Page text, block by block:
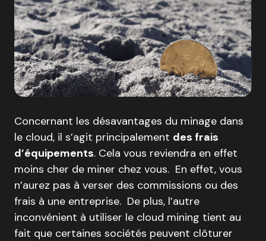
Concernant les désavantages du minage dans
le cloud, il s’agit principalement des frais
d’équipements. Cela vous reviendra en effet
moins cher de miner chez vous. En effet, vous
n’aurez pas à verser des commissions ou des
frais à une entreprise. De plus, l’autre
inconvénient à utiliser le cloud mining tient au
fait que certaines sociétés peuvent clôturer